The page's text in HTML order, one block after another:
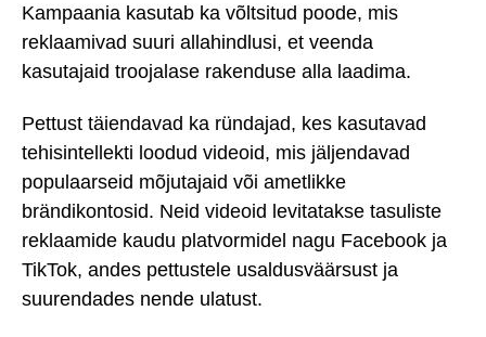
Kampaania kasutab ka võltsitud poode, mis
reklaamivad suuri allahindlusi, et veenda
kasutajaid troojalase rakenduse alla laadima.
Pettust täiendavad ka ründajad, kes kasutavad
tehisintellekti loodud videoid, mis jäljendavad
populaarseid mõjutajaid või ametlikke
brändikontosid. Neid videoid levitatakse tasuliste
reklaamide kaudu platvormidel nagu Facebook ja
TikTok, andes pettustele usaldusväärsust ja
suurendades nende ulatust.